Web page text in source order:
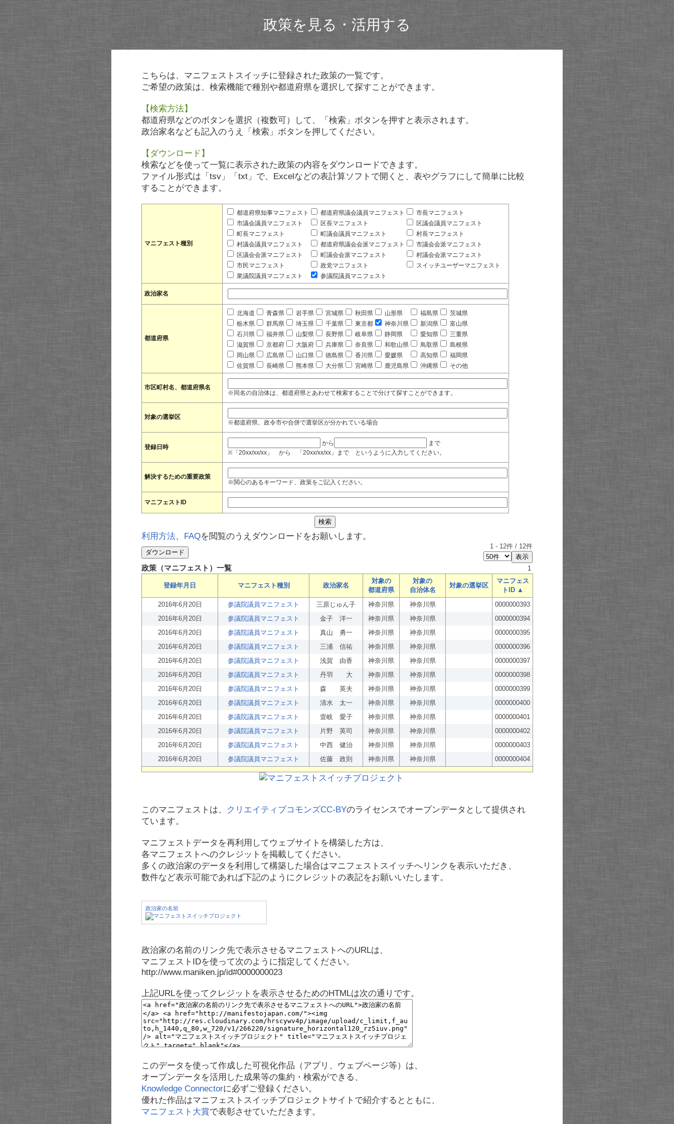
政策を見る・活用する
こちらは、マニフェストスイッチに登録された政策の一覧です。
ご希望の政策は、検索機能で種別や都道府県を選択して探すことができます。
【検索方法】
都道府県などのボタンを選択（複数可）して、「検索」ボタンを押すと表示されます。
政治家名なども記入のうえ「検索」ボタンを押してください。
【ダウンロード】
検索などを使って一覧に表示された政策の内容をダウンロードできます。
ファイル形式は「tsv」「txt」で、Excelなどの表計算ソフトで開くと、表やグラフにして簡単に比較
することができます。
マニフェスト種別
都道府県知事マニフェスト 都道府県議会議員マニフェスト
市長マニフェスト
市議会議員マニフェスト
区長マニフェスト
区議会議員マニフェスト
町長マニフェスト
町議会議員マニフェスト
村長マニフェスト
村議会議員マニフェスト
都道府県議会会派マニフェスト
市議会会派マニフェスト
区議会会派マニフェスト
町議会会派マニフェスト
村議会会派マニフェスト
市民マニフェスト
政党マニフェスト
スイッチユーザーマニフェスト
衆議院議員マニフェスト
参議院議員マニフェスト
政治家名
都道府県
北海道 青森県 岩手県 宮城県 秋田県 山形県 福島県
茨城県
栃木県
群馬県 埼玉県 千葉県 東京都 神奈川県 新潟県
富山県
石川県
福井県 山梨県 長野県 岐阜県 静岡県 愛知県
三重県
滋賀県
京都府 大阪府 兵庫県 奈良県 和歌山県 鳥取県
島根県
岡山県
広島県 山口県 徳島県 香川県 愛媛県 高知県
福岡県
佐賀県
長崎県 熊本県 大分県 宮崎県 鹿児島県 沖縄県 その他
市区町村名、都道府県名
※同名の自治体は、都道府県とあわせて検索することで分けて探すことができます。
対象の選挙区
※都道府県、政令市や合併で選挙区が分かれている場合
登録日時
から
まで
※「20xx/xx/xx」 から 「20xx/xx/xx」まで というように入力してください。
解決するための重要政策
※関心のあるキーワード、政策をご記入ください。
マニフェストID
利用方法、 FAQを閲覧のうえダウンロードをお願いします。
1 - 12件 / 12件
政策（マニフェスト）一覧 1
登録年月日 マニフェスト種別 政治家名
対象の
都道府県
対象の
自治体名
対象の選挙区
マニフェス
トID ▲
2016年6月20日
参議院議員マニフェスト 三原じゅん子 神奈川県 神奈川県
0000000393
2016年6月20日
参議院議員マニフェスト 金子 洋一 神奈川県 神奈川県
0000000394
2016年6月20日
参議院議員マニフェスト 真山 勇一 神奈川県 神奈川県
0000000395
2016年6月20日
参議院議員マニフェスト 三浦 信祐 神奈川県 神奈川県
0000000396
2016年6月20日
参議院議員マニフェスト 浅賀 由香 神奈川県 神奈川県
0000000397
2016年6月20日
参議院議員マニフェスト 丹羽 大 神奈川県 神奈川県
0000000398
2016年6月20日
参議院議員マニフェスト 森 英夫 神奈川県 神奈川県
0000000399
2016年6月20日
参議院議員マニフェスト 清水 太一 神奈川県 神奈川県
0000000400
2016年6月20日
参議院議員マニフェスト 壹岐 愛子 神奈川県 神奈川県
0000000401
2016年6月20日
参議院議員マニフェスト 片野 英司 神奈川県 神奈川県
0000000402
2016年6月20日
参議院議員マニフェスト 中西 健治 神奈川県 神奈川県
0000000403
2016年6月20日
参議院議員マニフェスト 佐藤 政則 神奈川県 神奈川県 0000000404
このマニフェストは、 クリエイティブコモンズCC-BYのライセンスでオープンデータとして提供され
ています。
マニフェストデータを再利用してウェブサイトを構築した方は、
各マニフェストへのクレジットを掲載してください。
多くの政治家のデータを利用して構築した場合はマニフェストスイッチへリンクを表示いただき、
数件など表示可能であれば下記のようにクレジットの表記をお願いいたします。
政治家の名前
政治家の名前のリンク先で表示させるマニフェストへのURLは、
マニフェストIDを使って次のように指定してください。
http://www.maniken.jp/id#0000000023
上記URLを使ってクレジットを表示させるためのHTMLは次の通りです。
このデータを使って作成した可視化作品（アプリ、ウェブページ等）は、
オープンデータを活用した成果等の集約・検索ができる、
Knowledge Connectorに必ずご登録ください。
優れた作品はマニフェストスイッチプロジェクトサイトで紹介するとともに、
マニフェスト大賞で表彰させていただきます。